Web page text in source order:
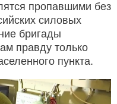
пропавшими без
силовых
бригады
правду только
пункта.